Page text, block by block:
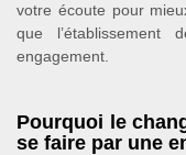
votre écoute pour
que
engagement.
Pourquoi le
se faire par une